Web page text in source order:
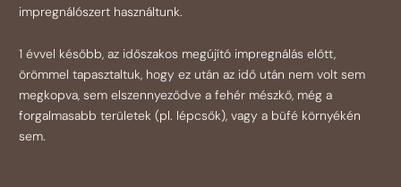
impregnálószert használtunk.
1 évvel később, az időszakos megújító impregnálás előtt,
örömmel tapasztaltuk, hogy ez után az idő után nem volt sem
megkopva, sem elszennyeződve a fehér mészkő, még a
forgalmasabb területek (pl. lépcsők), vagy a büfé környékén
sem.